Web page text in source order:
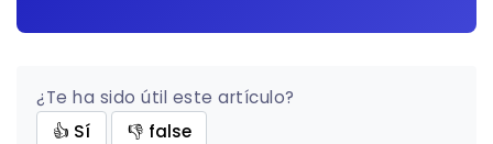
¿Te ha sido útil este artículo?
👍 Sí
👎 false